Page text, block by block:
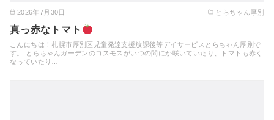
2026年7月30日 とらちゃん厚別
真っ赤なトマト
こんにちは！札幌市厚別区児童発達支援放課後等デイサービスとらちゃん厚別で
す。 とらちゃんガーデンのコスモスがいつの間にか咲いていたり、トマトも赤く
なっていたり…